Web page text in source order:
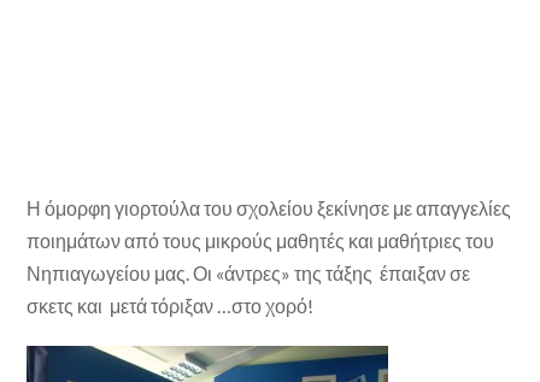
Η όμορφη γιορτούλα του σχολείου ξεκίνησε με απαγγελίες
ποιημάτων από τους μικρούς μαθητές και μαθήτριες του
Νηπιαγωγείου μας. Οι «άντρες» της τάξης έπαιξαν σε
σκετς και μετά τόριξαν …στο χορό!